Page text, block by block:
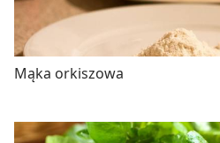
Mąka orkiszowa